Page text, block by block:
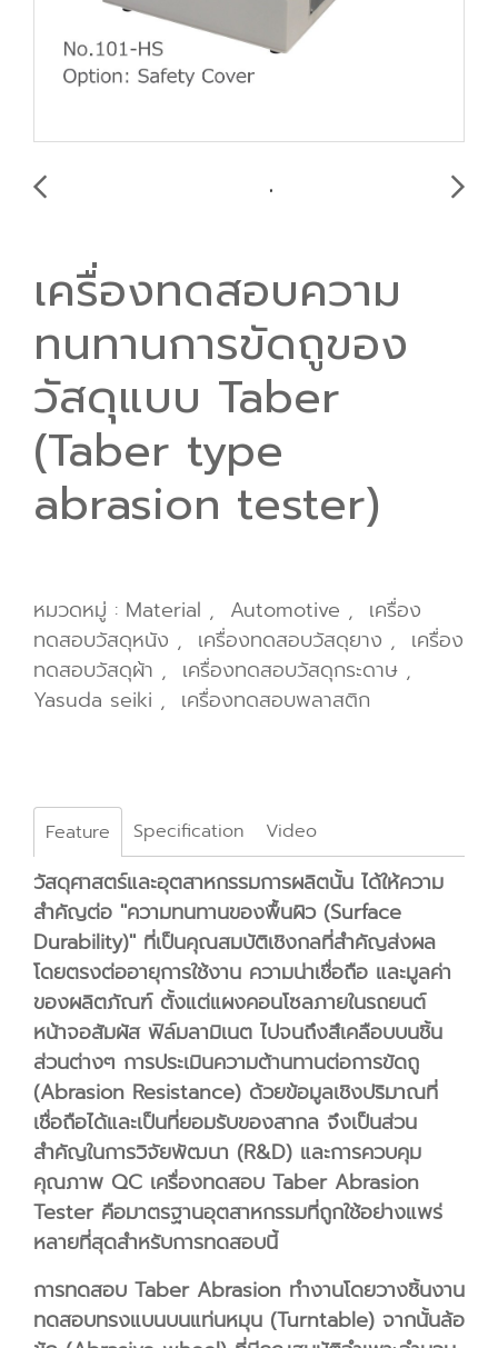
เครื่องทดสอบความ
ทนทานการขัดถูของ
วัสดุแบบ Taber
(Taber type
abrasion tester)
หมวดหมู่ : Material , Automotive , เครื่อง
ทดสอบวัสดุหนัง , เครื่องทดสอบวัสดุยาง , เครื่อง
ทดสอบวัสดุผ้า , เครื่องทดสอบวัสดุกระดาษ ,
Yasuda seiki , เครื่องทดสอบพลาสติก
Feature Specification Video
วัสดุศาสตร์และอุตสาหกรรมการผลิตนั้น ได้ให้ความ
สำคัญต่อ ''ความทนทานของพื้นผิว (Surface
Durability)'' ที่เป็นคุณสมบัติเชิงกลที่สำคัญส่งผล
โดยตรงต่ออายุการใช้งาน ความน่าเชื่อถือ และมูลค่า
ของผลิตภัณฑ์ ตั้งแต่แผงคอนโซลภายในรถยนต์
หน้าจอสัมผัส ฟิล์มลามิเนต ไปจนถึงสึเคลือบบนชิ้น
ส่วนต่างๆ การประเมินความต้านทานต่อการขัดถู
(Abrasion Resistance) ด้วยข้อมูลเชิงปริมาณที่
เชื่อถือได้และเป็นที่ยอมรับของสากล จึงเป็นส่วน
สำคัญในการวิจัยพัฒนา (R&D) และการควบคุม
คุณภาพ QC เครื่องทดสอบ Taber Abrasion
Tester คือมาตรฐานอุตสาหกรรมที่ถูกใช้อย่างแพร่
หลายที่สุดสำหรับการทดสอบนี้
การทดสอบ Taber Abrasion ทำงานโดยวางชิ้นงาน
ทดสอบทรงแบนบนแท่นหมุน (Turntable) จากนั้นล้อ